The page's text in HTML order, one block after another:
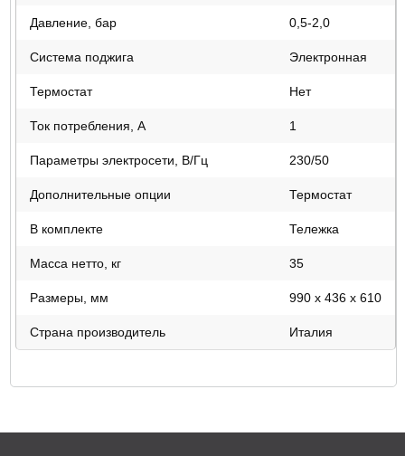
Давление, бар 0,5-2,0
Система поджига Электронная
Термостат Нет
Ток потребления, А 1
Параметры электросети, В/Гц 230/50
Дополнительные опции Термостат
В комплекте Тележка
Масса нетто, кг 35
Размеры, мм 990 x 436 x 610
Страна производитель Италия